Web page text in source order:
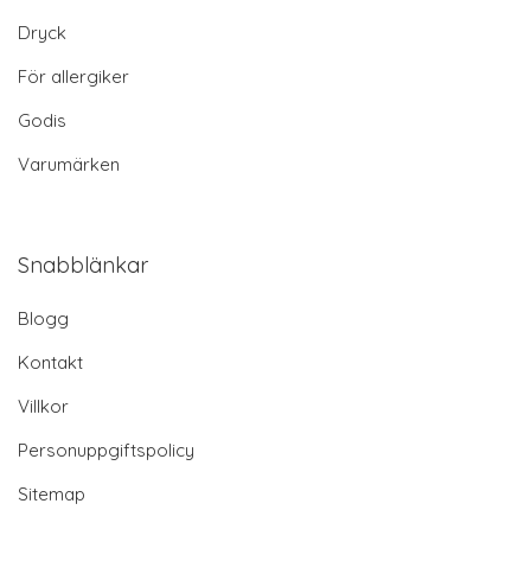
Dryck
För allergiker
Godis
Varumärken
Snabblänkar
Blogg
Kontakt
Villkor
Personuppgiftspolicy
Sitemap